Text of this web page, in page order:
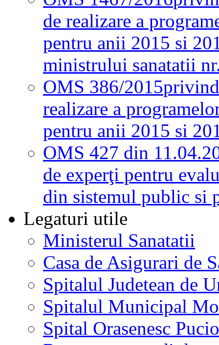
de realizare a
pentru anii 2015 si
ministrului sanatatii
OMS 386/2015
realizare a
pentru anii 2015 si
OMS 427 din
de experţi pentru
din sistemul public si
Legaturi utile
Ministerul Sanatatii
Casa de Asigurari de
Spitalul Judetean de
Spitalul Municipal
Spital Orasenesc